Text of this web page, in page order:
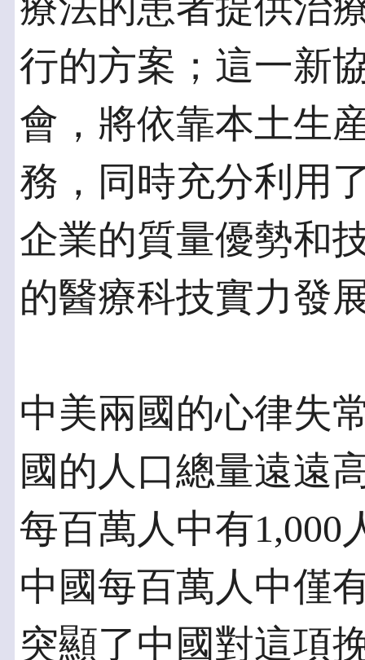
行的方案；這一新
會，將依靠本土生
務，同時充分利用
企業的質量優勢和
的醫療科技實力發
中美兩國的心律失
國的人口總量遠遠
每百萬人中有1,000
中國每百萬人中僅
突顯了中國對這項